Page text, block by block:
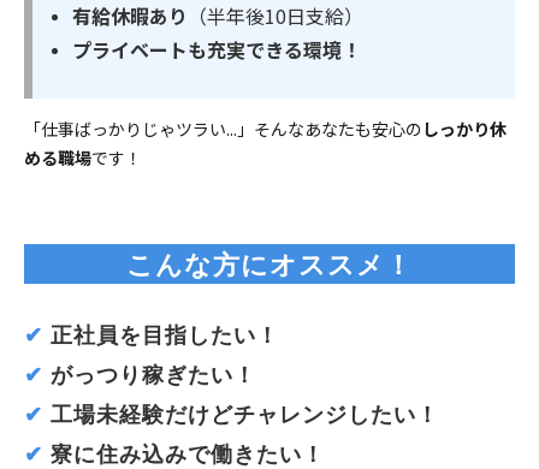
有給休暇あり （半年後10日支給）
プライベートも充実できる環境！
「仕事ばっかりじゃツラい...」そんなあなたも安心の しっかり休
める職場です！
こんな方にオススメ！
✔ 正社員を目指したい！
✔ がっつり稼ぎたい！
✔ 工場未経験だけどチャレンジしたい！
✔ 寮に住み込みで働きたい！